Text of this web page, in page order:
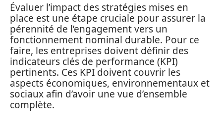
Évaluer l’impact des stratégies mises en
place est une étape cruciale pour assurer la
pérennité de l’engagement vers un
fonctionnement nominal durable. Pour ce
faire, les entreprises doivent définir des
indicateurs clés de performance (KPI)
pertinents. Ces KPI doivent couvrir les
aspects économiques, environnementaux et
sociaux afin d’avoir une vue d’ensemble
complète.